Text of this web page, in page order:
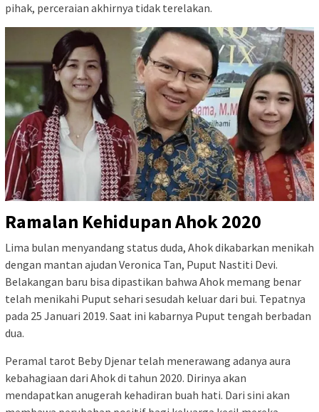
pihak, perceraian akhirnya tidak terelakan.
Ramalan Kehidupan Ahok 2020
Lima bulan menyandang status duda, Ahok dikabarkan menikah
dengan mantan ajudan Veronica Tan, Puput Nastiti Devi.
Belakangan baru bisa dipastikan bahwa Ahok memang benar
telah menikahi Puput sehari sesudah keluar dari bui. Tepatnya
pada 25 Januari 2019. Saat ini kabarnya Puput tengah berbadan
dua.
Peramal tarot Beby Djenar telah menerawang adanya aura
kebahagiaan dari Ahok di tahun 2020. Dirinya akan
mendapatkan anugerah kehadiran buah hati. Dari sini akan